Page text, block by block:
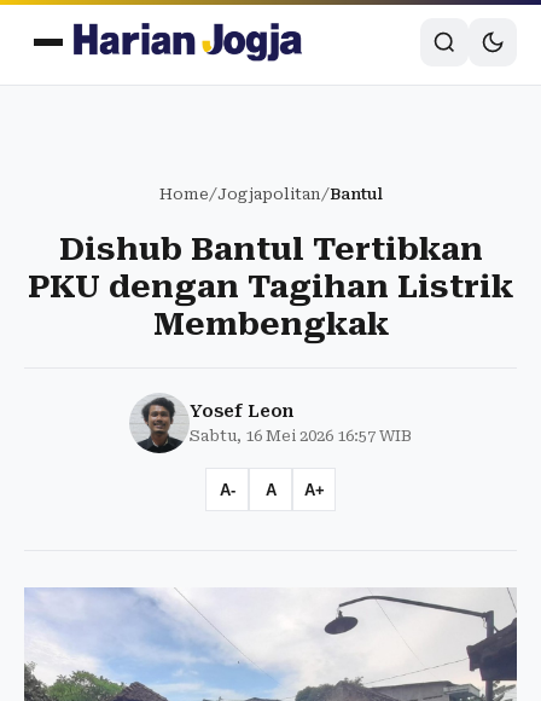
Home/Jogjapolitan/Bantul
Dishub Bantul Tertibkan
PKU dengan Tagihan Listrik
Membengkak
Yosef Leon
Sabtu, 16 Mei 2026 16:57 WIB
A- A A+